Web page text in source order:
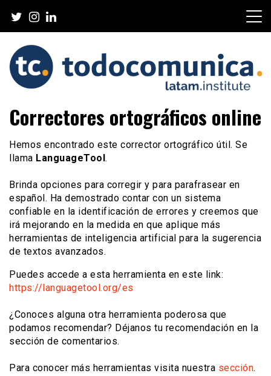
content
TodoComunica x LATAM
Institute
Correctores ortográficos online
Hemos encontrado este corrector ortográfico útil. Se
llama LanguageTool.
Brinda opciones para corregir y para parafrasear en
español. Ha demostrado contar con un sistema
confiable en la identificación de errores y creemos que
irá mejorando en la medida en que aplique más
herramientas de inteligencia artificial para la sugerencia
de textos avanzados.
Puedes accede a esta herramienta en este link:
https://languagetool.org/es
¿Conoces alguna otra herramienta poderosa que
podamos recomendar? Déjanos tu recomendación en la
sección de comentarios.
Para conocer más herramientas visita nuestra sección.